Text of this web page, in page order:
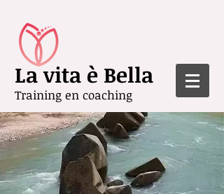
La vita è Bella
Training en coaching